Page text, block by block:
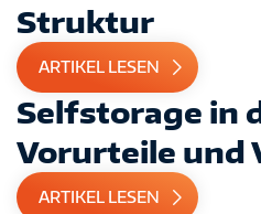
Struktur
ARTIKEL LESEN
Selfstorage in
Vorurteile und
ARTIKEL LESEN